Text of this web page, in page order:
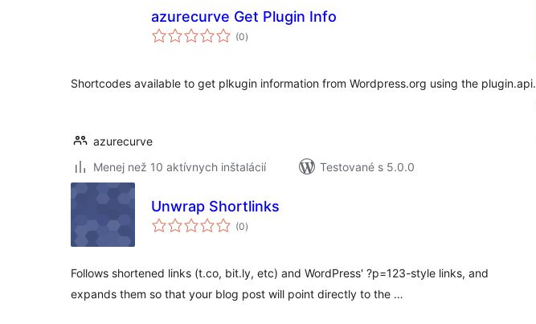
azurecurve Get Plugin Info
(0celkové
hodnotenie
)
Shortcodes available to get plkugin information from Wordpress.org using the plugin.api.
azurecurve
Menej než 10 aktívnych inštalácií
Testované s 5.0.0
Unwrap Shortlinks
(0celkové
hodnotenie
)
Follows shortened links (t.co, bit.ly, etc) and WordPress' ?p=123-style links, and
expands them so that your blog post will point directly to the …